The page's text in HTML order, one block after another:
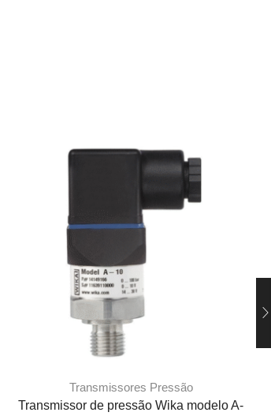
Transmissores Pressão
Transmissor de pressão Wika modelo A-